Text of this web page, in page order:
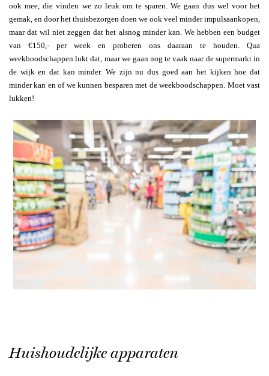
ook mee, die vinden we zo leuk om te sparen. We gaan dus wel voor het
gemak, en door het thuisbezorgen doen we ook veel minder impulsaankopen,
maar dat wil niet zeggen dat het alsnog minder kan. We hebben een budget
van €150,- per week en proberen ons daaraan te houden. Qua
weekboodschappen lukt dat, maar we gaan nog te vaak naar de supermarkt in
de wijk en dat kan minder. We zijn nu dus goed aan het kijken hoe dat
minder kan en of we kunnen besparen met de weekboodschappen. Moet vast
lukken!
Huishoudelijke apparaten